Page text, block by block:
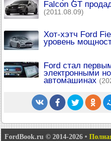
Falcon GT
(2011.08.09)
Хот-хэтч Ford
уровень
Ford стал
электронными
автомашинах
FordBook.ru © 2014-2026 •